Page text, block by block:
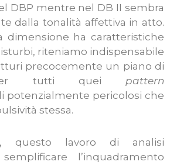
DBP mentre nel DB II sembra
dalla tonalità affettiva in atto.
dimensione ha caratteristiche
riteniamo indispensabile
precocemente un piano di
per tutti quei pattern
potenzialmente pericolosi che
stessa.
questo lavoro di analisi
l’inquadramento